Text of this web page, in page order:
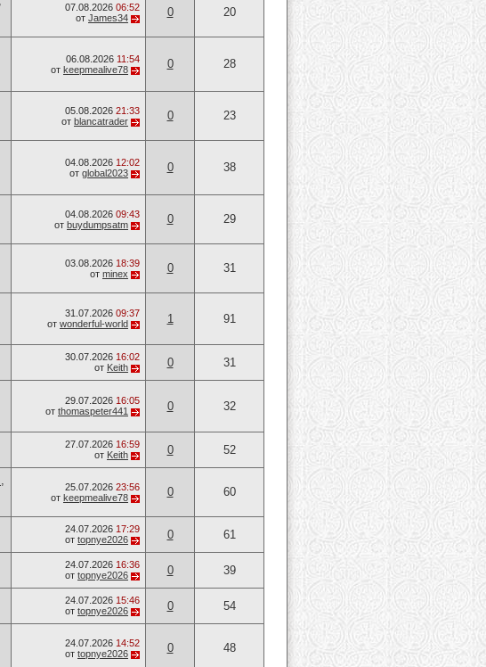
07.08.2026 06:52
от James34 0 20
06.08.2026 11:54
от keepmealive78 0 28
05.08.2026 21:33
от blancatrader 0 23
04.08.2026 12:02
от global2023 0 38
04.08.2026 09:43
от buydumpsatm 0 29
03.08.2026 18:39
от minex 0 31
31.07.2026 09:37
от wonderful-world 1 91
30.07.2026 16:02
от Keith 0 31
29.07.2026 16:05
от thomaspeter441 0 32
27.07.2026 16:59
от Keith 0 52
25.07.2026 23:56
от keepmealive78 0 60
24.07.2026 17:29
от topnye2026 0 61
24.07.2026 16:36
от topnye2026 0 39
24.07.2026 15:46
от topnye2026 0 54
24.07.2026 14:52
от topnye2026 0 48